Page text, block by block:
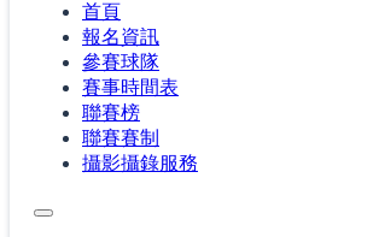
首頁
報名資訊
參賽球隊
賽事時間表
聯賽榜
聯賽賽制
攝影攝錄服務